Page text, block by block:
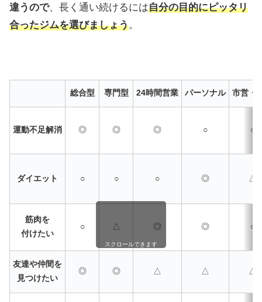
違うので、長く通い続けるには自分の目的にピッタリ
合ったジムを選びましょう。
総合型 専門型 24時間営業 パーソナル 市営・
運動不足解消 ◎ ◎ ◎ ○ ○
ダイエット ○ ○ ○ ◎ △
筋肉を
付けたい
○ △ ◎ ◎ ○
友達や仲間を
見つけたい
◎ ◎ △ △ △
スクロールできます